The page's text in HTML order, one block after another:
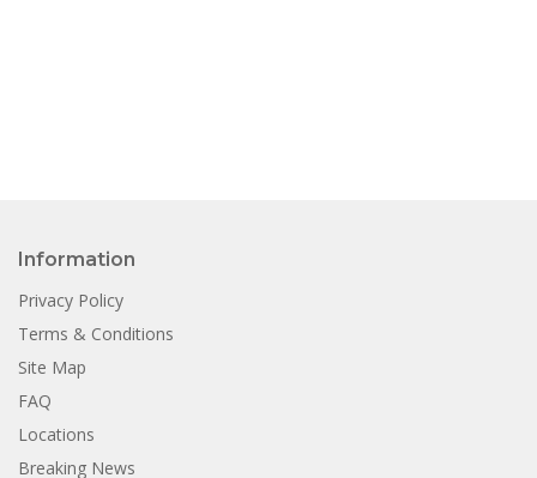
Information
Privacy Policy
Terms & Conditions
Site Map
FAQ
Locations
Breaking News